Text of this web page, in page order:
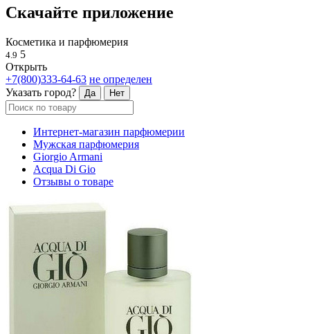
Скачайте приложение
Косметика и парфюмерия
4.9 5
Открыть
+7(800)333-64-63 не определен
Указать город?
Да Нет
Интернет-магазин парфюмерии
Мужская парфюмерия
Giorgio Armani
Acqua Di Gio
Отзывы о товаре